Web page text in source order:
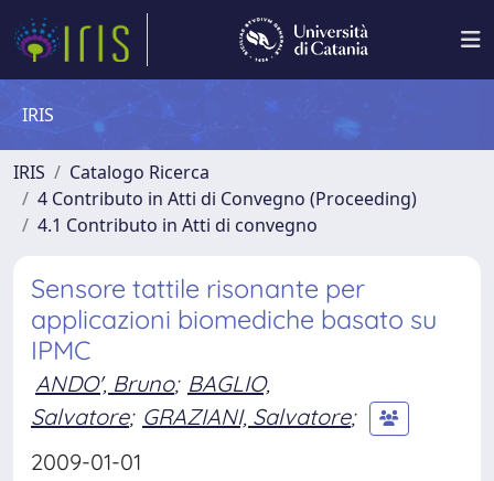
IRIS
IRIS
Catalogo Ricerca
4 Contributo in Atti di Convegno (Proceeding)
4.1 Contributo in Atti di convegno
Sensore tattile risonante per
applicazioni biomediche basato su
IPMC
ANDO', Bruno; BAGLIO,
Salvatore; GRAZIANI, Salvatore;
2009-01-01